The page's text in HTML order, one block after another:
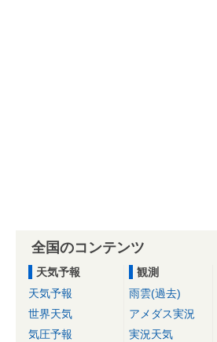
全国のコンテンツ
天気予報
天気予報
世界天気
気圧予報
観測
雨雲(過去)
アメダス実況
実況天気